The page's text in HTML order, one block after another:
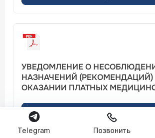
УВЕДОМЛЕНИЕ О
НАЗНАЧЕНИЙ (РЕКОМЕНДАЦИЙ)
ОКАЗАНИИ ПЛАТНЫХ
Посмотреть
Telegram Позвонить